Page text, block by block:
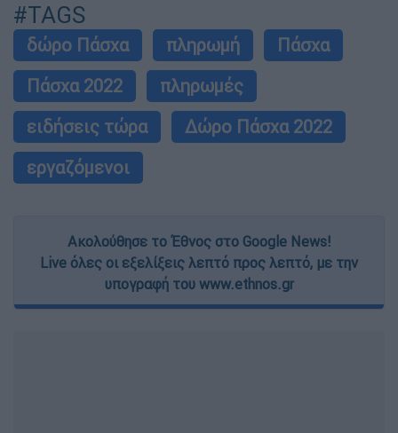
#TAGS
δώρο Πάσχα πληρωμή
Πάσχα
Πάσχα 2022
πληρωμές
ειδήσεις τώρα
Δώρο Πάσχα 2022
εργαζόμενοι
Ακολούθησε το Έθνος στο Google News!
Live όλες οι εξελίξεις λεπτό προς λεπτό, με την
υπογραφή του www.ethnos.gr